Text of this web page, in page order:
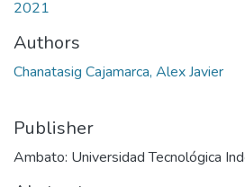
2021
Authors
Chanatasig Cajamarca, Alex Javier
Publisher
Ambato: Universidad Tecnológica